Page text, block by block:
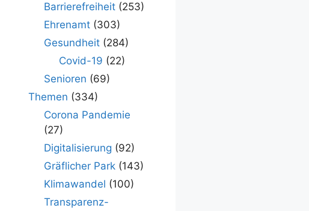
Barrierefreiheit(253)
Ehrenamt(303)
Gesundheit(284)
Covid-19 (22)
Senioren (69)
Themen (334)
Corona Pandemie
(27)
Digitalisierung (92)
Gräflicher Park(143)
Klimawandel (100)
Transparenz-